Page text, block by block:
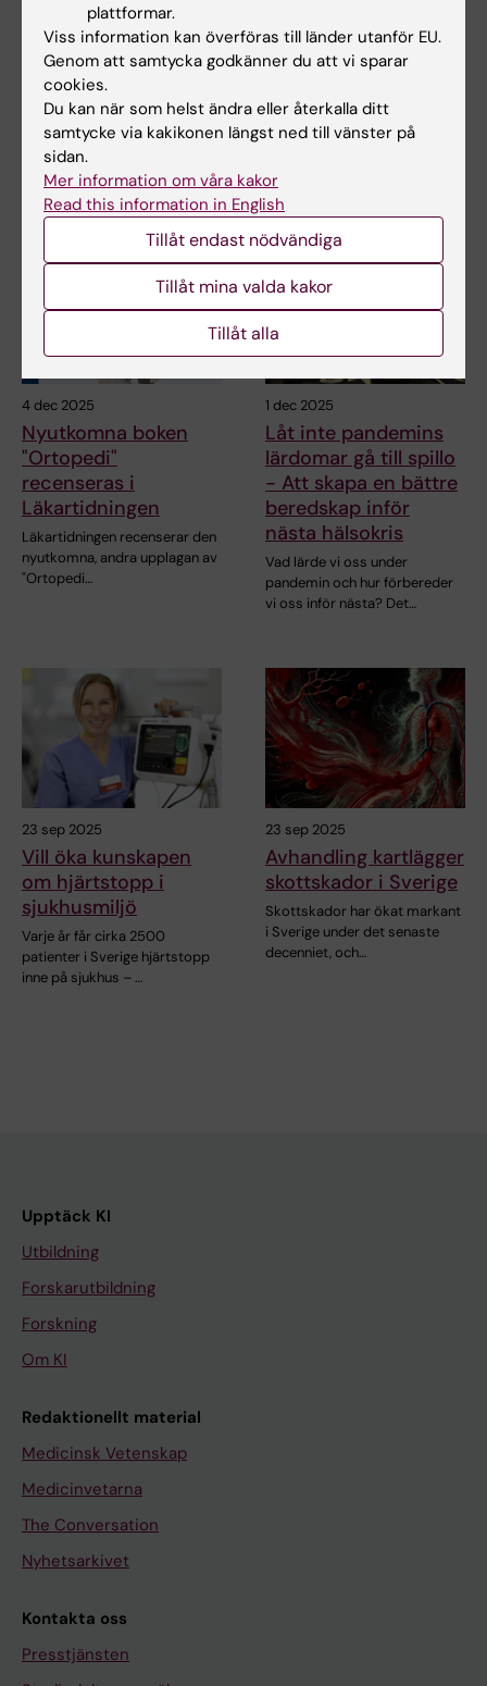
Avhandling om
behandling vid
främre
korsbandsskada
En främre korsbandsskada är
en allvarlig knäskada som ofta
drabbar unga,…
vid institutionen för
klinisk vetenskap,
teknik - CLINTEC
Vid docenturnämndens
2026 beslutade man att…
4 dec 2025
Nyutkomna boken
"Ortopedi"
recenseras i
Läkartidningen
Läkartidningen recenserar den
nyutkomna, andra upplagan av
"Ortopedi…
1 dec 2025
Låt inte pandemins
lärdomar gå till spillo
- Att skapa en bättre
beredskap inför
nästa hälsokris
Vad lärde vi oss under
pandemin och hur förbereder
vi oss inför nästa? Det…
23 sep 2025
Vill öka kunskapen
om hjärtstopp i
sjukhusmiljö
Varje år får cirka 2500
patienter i Sverige hjärtstopp
inne på sjukhus – …
23 sep 2025
Avhandling kartlägger
skottskador i Sverige
Skottskador har ökat markant
i Sverige under det senaste
decenniet, och…
Upptäck KI
Utbildning
Forskarutbildning
Forskning
Om KI
Redaktionellt material
Medicinsk Vetenskap
Medicinvetarna
The Conversation
Nyhetsarkivet
Kontakta oss
Presstjänsten
plattformar.
Viss information kan överföras till länder utanför EU.
Genom att samtycka godkänner du att vi sparar
cookies.
Du kan när som helst ändra eller återkalla ditt
samtycke via kakikonen längst ned till vänster på
sidan.
Mer information om våra kakor
Read this information in English
Tillåt endast nödvändiga
Tillåt mina valda kakor
Tillåt alla